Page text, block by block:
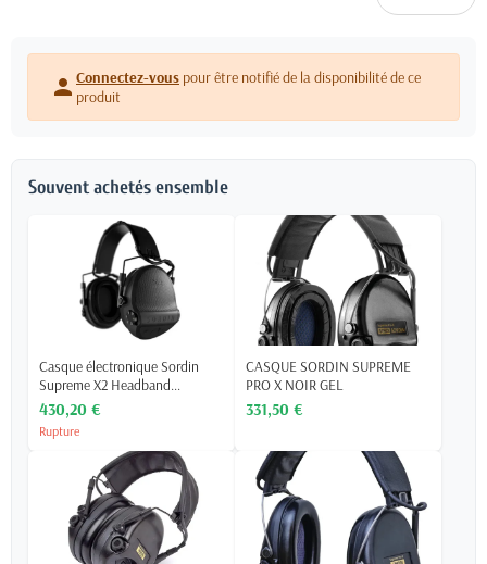
person Connectez-vous pour être notifié de la disponibilité de ce
produit
Souvent achetés ensemble
Casque électronique Sordin
Supreme X2 Headband...
430,20 €
Rupture
CASQUE SORDIN SUPREME
PRO X NOIR GEL
331,50 €